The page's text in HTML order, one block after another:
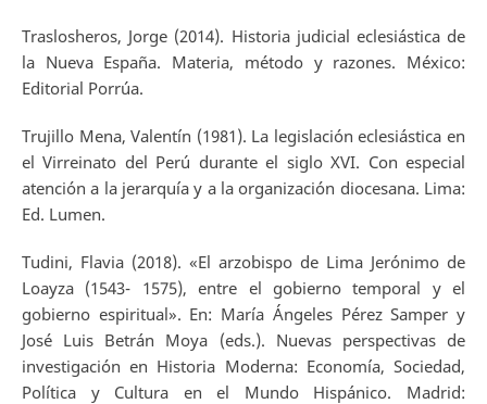
Traslosheros, Jorge (2014). Historia judicial eclesiástica de
la Nueva España. Materia, método y razones. México:
Editorial Porrúa.
Trujillo Mena, Valentín (1981). La legislación eclesiástica en
el Virreinato del Perú durante el siglo XVI. Con especial
atención a la jerarquía y a la organización diocesana. Lima:
Ed. Lumen.
Tudini, Flavia (2018). «El arzobispo de Lima Jerónimo de
Loayza (1543- 1575), entre el gobierno temporal y el
gobierno espiritual». En: María Ángeles Pérez Samper y
José Luis Betrán Moya (eds.). Nuevas perspectivas de
investigación en Historia Moderna: Economía, Sociedad,
Política y Cultura en el Mundo Hispánico. Madrid: